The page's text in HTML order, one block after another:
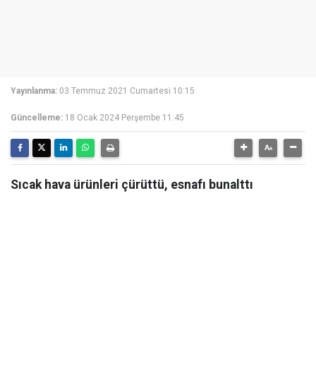
Yayınlanma: 03 Temmuz 2021 Cumartesi 10:15
Güncelleme: 18 Ocak 2024 Perşembe 11:45
Sıcak hava ürünleri çürüttü, esnafı bunalttı